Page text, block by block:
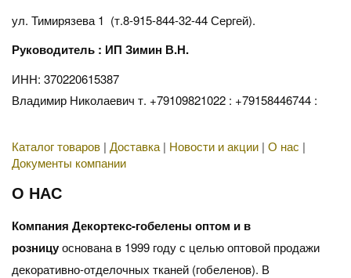
ул. Тимирязева 1 (т.8-915-844-32-44 Сергей).
Руководитель : ИП Зимин В.Н.
ИНН: 370220615387
Владимир Николаевич т. +79109821022 : +79158446744 :
Каталог товаров | Доставка | Новости и акции | О нас |
Документы компании
О НАС
Компания Декортекс-гобелены оптом и в
розницуоснована в 1999 году с целью оптовой продажи
декоративно-отделочных тканей (гобеленов). В